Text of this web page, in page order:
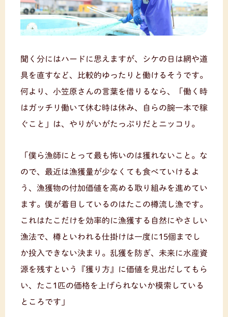
聞く分にはハードに思えますが、シケの日は網や道
具を直すなど、比較的ゆったりと働けるそうです。
何より、小笠原さんの言葉を借りるなら、「働く時
はガッチリ働いて休む時は休み、自らの腕一本で稼
ぐこと」は、やりがいがたっぷりだとニッコリ。
「僕ら漁師にとって最も怖いのは獲れないこと。な
ので、最近は漁獲量が少なくても食べていけるよ
う、漁獲物の付加価値を高める取り組みを進めてい
ます。僕が着目しているのはたこの樽流し漁です。
これはたこだけを効率的に漁獲する自然にやさしい
漁法で、樽といわれる仕掛けは一度に15個までし
か投入できない決まり。乱獲を防ぎ、未来に水産資
源を残すという『獲り方』に価値を見出だしてもら
い、たこ1匹の価格を上げられないか模索している
ところです」